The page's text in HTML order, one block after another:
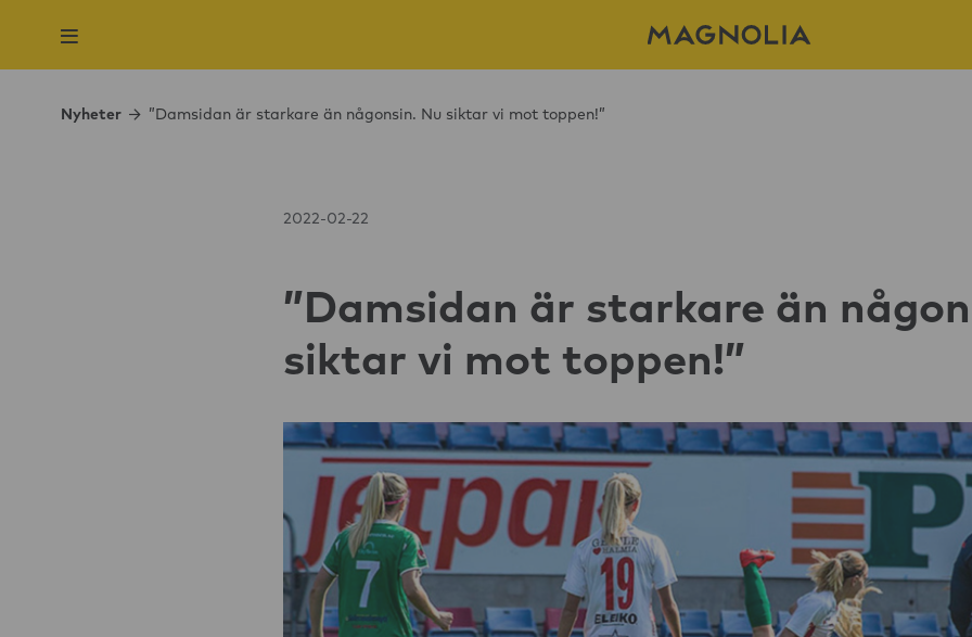
Nyheter ”Damsidan är starkare än någonsin. Nu siktar vi mot toppen!”
2022-02-22
”Damsidan är starkare än
siktar vi mot toppen!”